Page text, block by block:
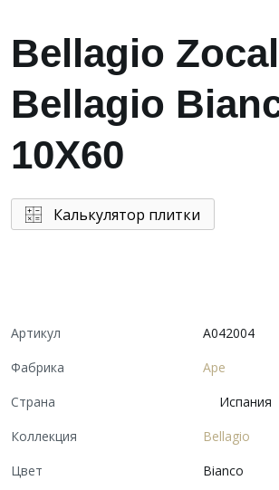
Bellagio
Bellagio
10X60
Калькулятор плитки
Артикул
A042004
Фабрика
Ape
Страна
Испания
Коллекция
Bellagio
Цвет
Bianco